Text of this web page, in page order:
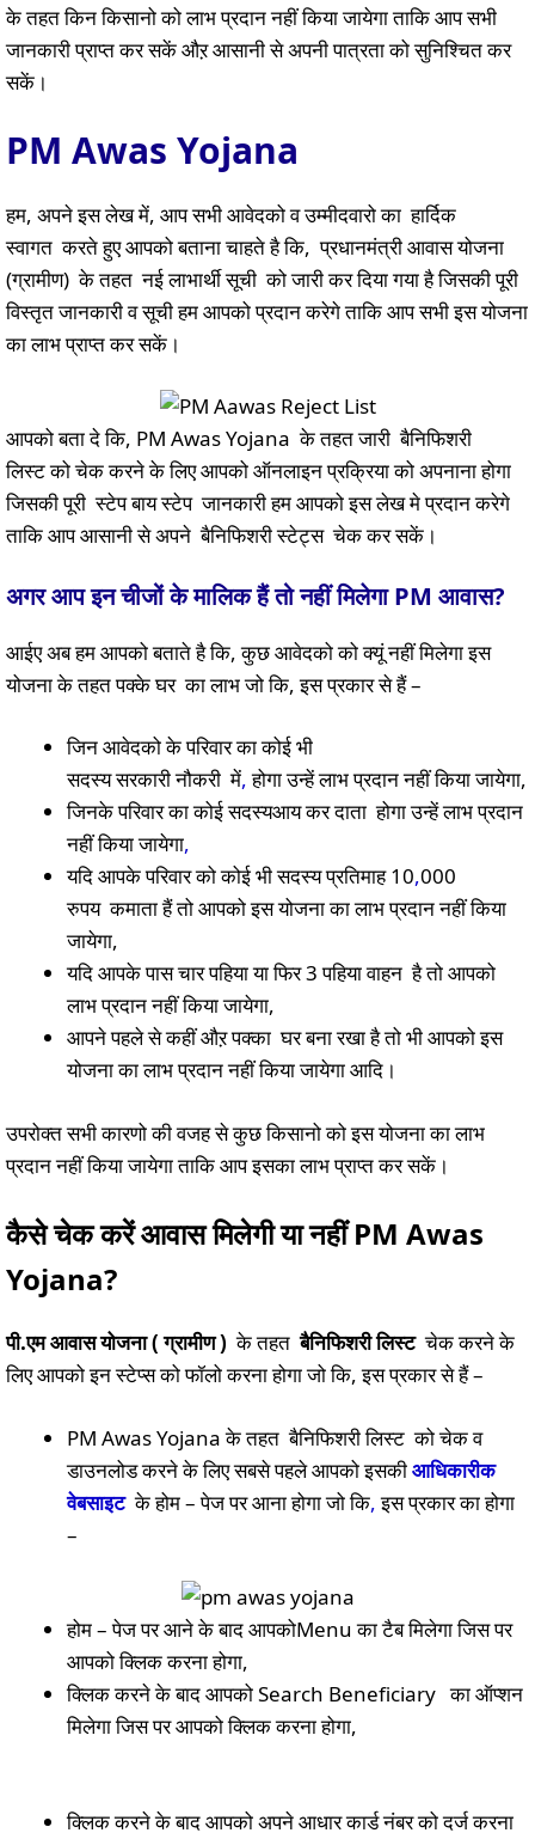
के तहत किन किसानो को लाभ प्रदान नहीं किया जायेगा ताकि आप सभी
जानकारी प्राप्त कर सकें औऱ आसानी से अपनी पात्रता को सुनिश्चित कर
सकें।
PM Awas Yojana
हम, अपने इस लेख में, आप सभी आवेदको व उम्मीदवारो का हार्दिक
स्वागत करते हुए आपको बताना चाहते है कि, प्रधानमंत्री आवास योजना
(ग्रामीण) के तहत नई लाभार्थी सूची को जारी कर दिया गया है जिसकी पूरी
विस्तृत जानकारी व सूची हम आपको प्रदान करेगे ताकि आप सभी इस योजना
का लाभ प्राप्त कर सकें।
आपको बता दे कि, PM Awas Yojana के तहत जारी बैनिफिशरी
लिस्ट को चेक करने के लिए आपको ऑनलाइन प्रक्रिया को अपनाना होगा
जिसकी पूरी स्टेप बाय स्टेप जानकारी हम आपको इस लेख मे प्रदान करेगे
ताकि आप आसानी से अपने बैनिफिशरी स्टेट्स चेक कर सकें।
अगर आप इन चीजों के मालिक हैं तो नहीं मिलेगाPM आवास?
आईए अब हम आपको बताते है कि, कुछ आवेदको को क्यूं नहीं मिलेगा इस
योजना के तहत पक्के घर का लाभ जो कि, इस प्रकार से हैं –
जिन आवेदको के परिवार का कोई भी
सदस्य सरकारी नौकरी में,होगा उन्हें लाभ प्रदान नहीं किया जायेगा,
जिनके परिवार का कोई सदस्यआय कर दाता होगा उन्हें लाभ प्रदान
नहीं किया जायेगा,
यदि आपके परिवार को कोई भी सदस्य प्रतिमाह 10,000
रुपय कमाता हैं तो आपको इस योजना का लाभ प्रदान नहीं किया
जायेगा,
यदि आपके पास चार पहिया या फिर 3 पहिया वाहन है तो आपको
लाभ प्रदान नहीं किया जायेगा,
आपने पहले से कहीं औऱ पक्का घर बना रखा है तो भी आपको इस
योजना का लाभ प्रदान नहीं किया जायेगा आदि।
उपरोक्त सभी कारणो की वजह से कुछ किसानो को इस योजना का लाभ
प्रदान नहीं किया जायेगा ताकि आप इसका लाभ प्राप्त कर सकें।
कैसे चेक करें आवास मिलेगी या नहीं PM Awas
Yojana?
पी.एम आवास योजना ( ग्रामीण ) के तहत बैनिफिशरी लिस्ट चेक करने के
लिए आपको इन स्टेप्स को फॉलो करना होगा जो कि, इस प्रकार से हैं –
PM Awas Yojana के तहत बैनिफिशरी लिस्ट को चेक व
डाउनलोड करने के लिए सबसे पहले आपको इसकीआधिकारीक
वेबसाइटके होम – पेज पर आना होगा जो कि,इस प्रकार का होगा
–
होम – पेज पर आने के बाद आपकोMenu का टैब मिलेगा जिस पर
आपको क्लिक करना होगा,
क्लिक करने के बाद आपको Search Beneficiary का ऑप्शन
मिलेगा जिस पर आपको क्लिक करना होगा,
क्लिक करने के बाद आपको अपने आधार कार्ड नंबर को दर्ज करना